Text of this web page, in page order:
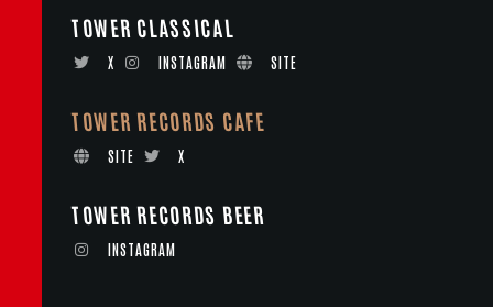
TOWER CLASSICAL
X INSTAGRAM SITE
TOWER RECORDS CAFE
SITE X
TOWER RECORDS BEER
INSTAGRAM